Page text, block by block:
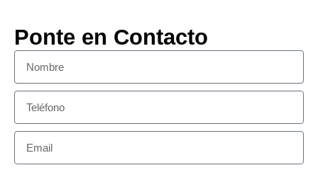
Ponte en Contacto